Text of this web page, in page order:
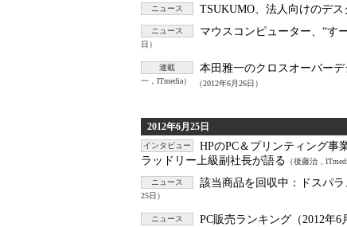
ニュース TSUKUMO、法人向けのデ
ニュース マウスコンピューター、“す
日）
連載 本田雅一のクロスオーバーデ
一，ITmedia） （2012年6月26日）
2012年6月25日
インタビュー HPのPC＆プリンティング事
ラッドリー上級副社長が語る （後藤治，
ニュース 該当商品を回収中： ドスパ
25日）
ニュース PC販売ランキング（2012年6